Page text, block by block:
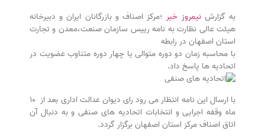
به گزارشنیمروز خبر؛مرکز اصناف و بازرگانان ایران و دبیرخانه
هیئت عالی نظارت به نامه رییس سازمان صنعت،معدن و تجارت
استان اصفهان در رابطه
با محاسبه زمان دو دوره متوالی یا چهار دوره متناوب عضویت در
اتحادیه ها پاسخ داد.
با ارسال این نامه انتظار می رود رای دیوان عدالت اداری بعد از ۱۰
ماه وقفه اجرایی و انتخابات اتحادیه های صنفی و به دنبال آن
اتاق اصناف مرکز استان اصفهان برگزار گردد.